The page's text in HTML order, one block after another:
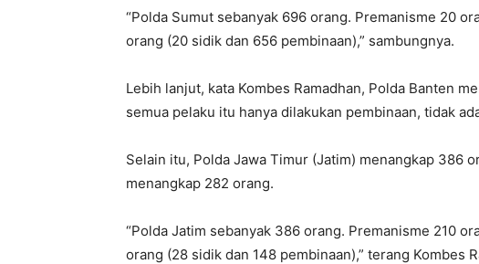
“Polda Sumut sebanyak 696 orang. Premanisme 20
orang (20 sidik dan 656 pembinaan),” sambungnya.
Lebih lanjut, kata Kombes Ramadhan, Polda Banten
semua pelaku itu hanya dilakukan pembinaan, tidak
Selain itu, Polda Jawa Timur (Jatim) menangkap 386
menangkap 282 orang.
“Polda Jatim sebanyak 386 orang. Premanisme 210
orang (28 sidik dan 148 pembinaan),” terang Kombes